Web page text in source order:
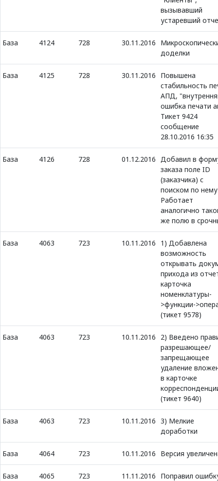
вызывавший
устаревший
База 4124 728 30.11.2016
доделки
База 4125 728 30.11.2016
Повышена
стабильность
АПД,
ошибка печати
Тикет 9424
сообщение
28.10.2016 16:35
База 4126 728 01.12.2016 Добавил в
заказа поле ID
(заказчика) с
поиском по
Работает
аналогично
же полю в
База 4063 723 10.11.2016
1) Добавлена
возможность
открывать
прихода из
карточка
номенклатуры-
>функции-
(тикет 9578)
База 4063 723 10.11.2016
2) Введено
разрешающее/
запрещающее
удаление
в карточке
(тикет 9640)
База 4063 723 10.11.2016 3) Мелкие
доработки
База 4064 723 10.11.2016 Версия
База 4065 723 11.11.2016
Поправил